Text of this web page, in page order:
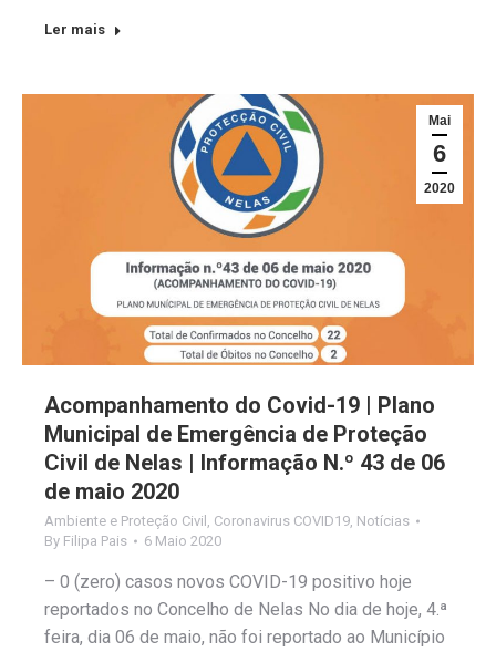
Ler mais
Mai
6
2020
Acompanhamento do Covid-19 | Plano
Municipal de Emergência de Proteção
Civil de Nelas | Informação N.º 43 de 06
de maio 2020
Ambiente e Proteção Civil Coronavirus COVID19 Notícias
By Filipa Pais 6 Maio 2020
– 0 (zero) casos novos COVID-19 positivo hoje
reportados no Concelho de Nelas No dia de hoje, 4.ª
feira, dia 06 de maio, não foi reportado ao Município